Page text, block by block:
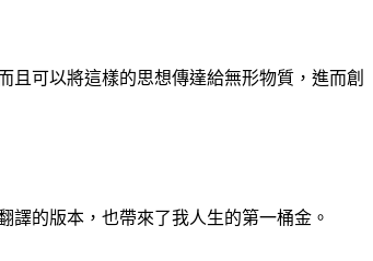
可以將這樣的思想傳達給無形物質，進而創
譯的版本，也帶來了我人生的第一桶金。